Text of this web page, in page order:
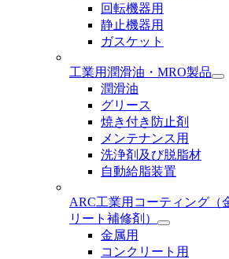
回転機器用
静止機器用
ガスケット
工業用潤滑油・MRO製品
潤滑油
グリース
焼き付き防止剤
メンテナンス用
洗浄剤及び脱脂材
自動給脂装置
ARC工業用コーティング
リート補修剤）
金属用
コンクリート用